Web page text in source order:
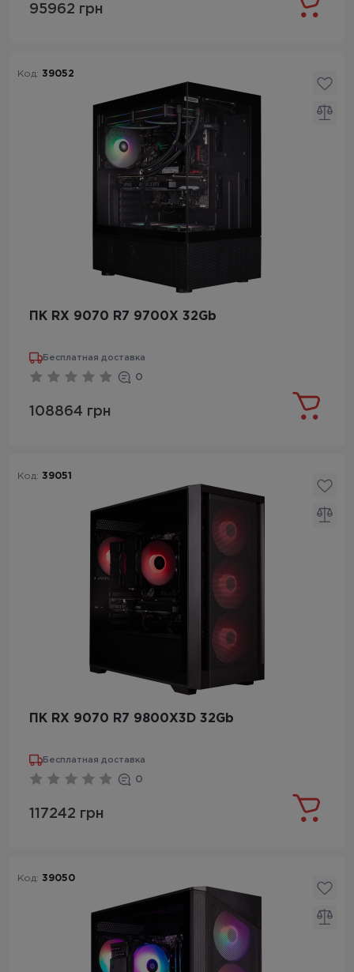
95962 грн
Код: 39052
ПК RX 9070 R7 9700X 32Gb
Бесплатная доставка
0
108864 грн
Код: 39051
ПК RX 9070 R7 9800X3D 32Gb
Бесплатная доставка
0
117242 грн
Код: 39050